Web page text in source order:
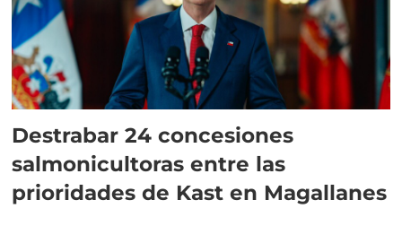
Destrabar 24 concesiones
salmonicultoras entre las
prioridades de Kast en Magallanes